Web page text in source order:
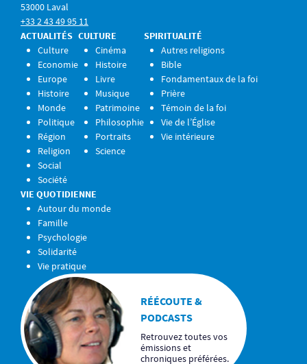
53000 Laval
+33 2 43 49 95 11
ACTUALITÉS
Culture
Economie
Europe
Histoire
Monde
Politique
Région
Religion
Social
Société
CULTURE
Cinéma
Histoire
Livre
Musique
Patrimoine
Philosophie
Portraits
Science
SPIRITUALITÉ
Autres religions
Bible
Fondamentaux de la foi
Prière
Témoin de la foi
Vie de l’Église
Vie intérieure
VIE QUOTIDIENNE
Autour du monde
Famille
Psychologie
Solidarité
Vie pratique
RÉÉCOUTE &
PODCASTS
Retrouvez toutes vos
émissions et
chroniques préférées.